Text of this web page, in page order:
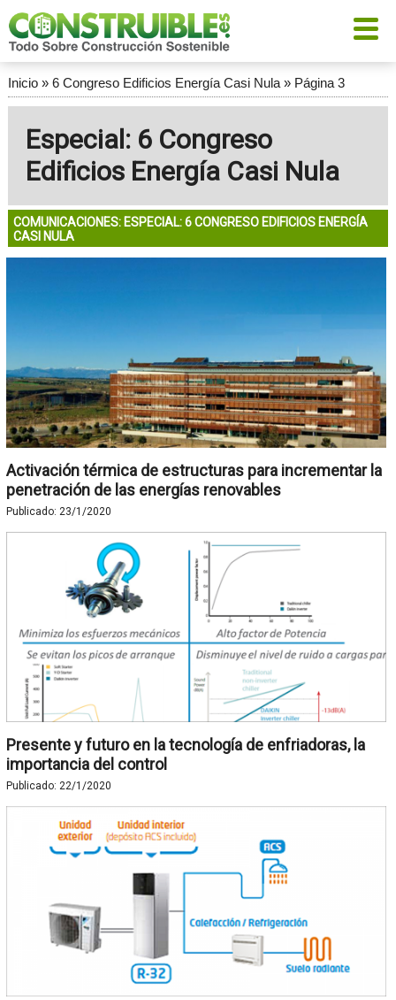
Inicio» 6 Congreso Edificios Energía Casi Nula» Página 3
Especial: 6 Congreso
Edificios Energía Casi Nula
COMUNICACIONES: ESPECIAL: 6 CONGRESO EDIFICIOS ENERGÍA
CASI NULA
Activación térmica de estructuras para incrementar la
penetración de las energías renovables
Publicado: 23/1/2020
Presente y futuro en la tecnología de enfriadoras, la
importancia del control
Publicado: 22/1/2020